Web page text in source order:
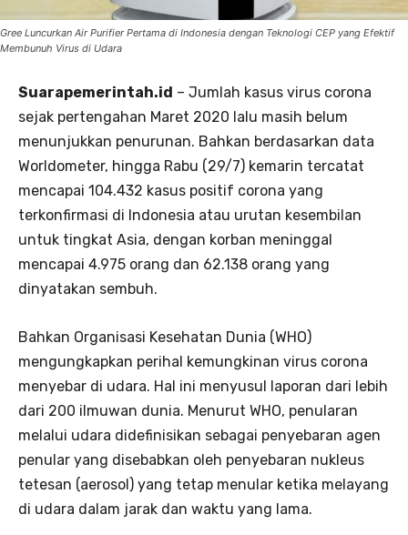
Gree Luncurkan Air Purifier Pertama di Indonesia dengan Teknologi CEP yang Efektif
Membunuh Virus di Udara
Suarapemerintah.id – Jumlah kasus virus corona
sejak pertengahan Maret 2020 lalu masih belum
menunjukkan penurunan. Bahkan berdasarkan data
Worldometer, hingga Rabu (29/7) kemarin tercatat
mencapai 104.432 kasus positif corona yang
terkonfirmasi di Indonesia atau urutan kesembilan
untuk tingkat Asia, dengan korban meninggal
mencapai 4.975 orang dan 62.138 orang yang
dinyatakan sembuh.
Bahkan Organisasi Kesehatan Dunia (WHO)
mengungkapkan perihal kemungkinan virus corona
menyebar di udara. Hal ini menyusul laporan dari lebih
dari 200 ilmuwan dunia. Menurut WHO, penularan
melalui udara didefinisikan sebagai penyebaran agen
penular yang disebabkan oleh penyebaran nukleus
tetesan (aerosol) yang tetap menular ketika melayang
di udara dalam jarak dan waktu yang lama.